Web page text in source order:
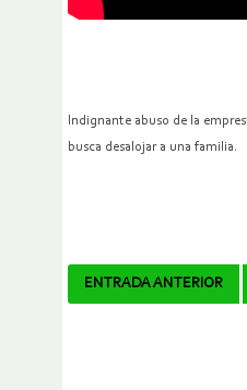
Indignante abuso de la
busca desalojar a una familia.
Navegador
ENTRADA ANTERIOR